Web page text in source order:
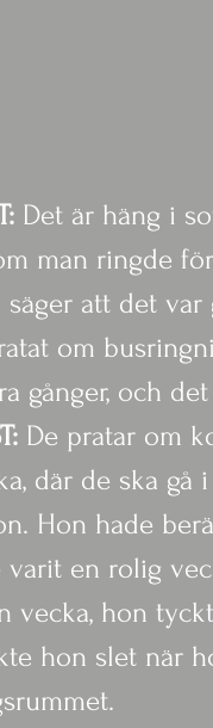
Det är häng i
man ringde
säger att det
om
gånger, och
De pratar om
där de ska
Hon hade
varit en rolig
vecka, hon
hon slet när